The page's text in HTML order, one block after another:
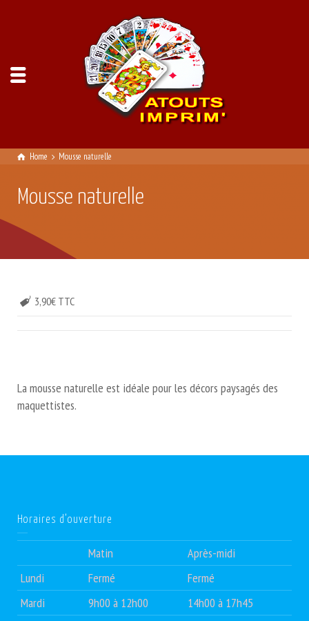
Home Mousse naturelle
Mousse naturelle
3,90€ TTC
La mousse naturelle est idéale pour les décors paysagés des
maquettistes.
Horaires d’ouverture
Matin
Après-midi
Lundi
Fermé
Fermé
Mardi
9h00 à 12h00
14h00 à 17h45